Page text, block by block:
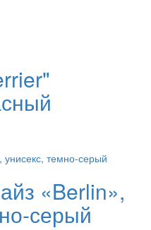
«Berlin»,
серый